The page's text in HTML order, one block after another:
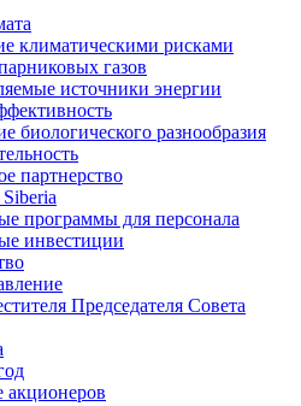
климатическими рисками
газов
источники энергии
биологического разнообразия
партнерство
программы для персонала
инвестиции
Председателя Совета
акционеров